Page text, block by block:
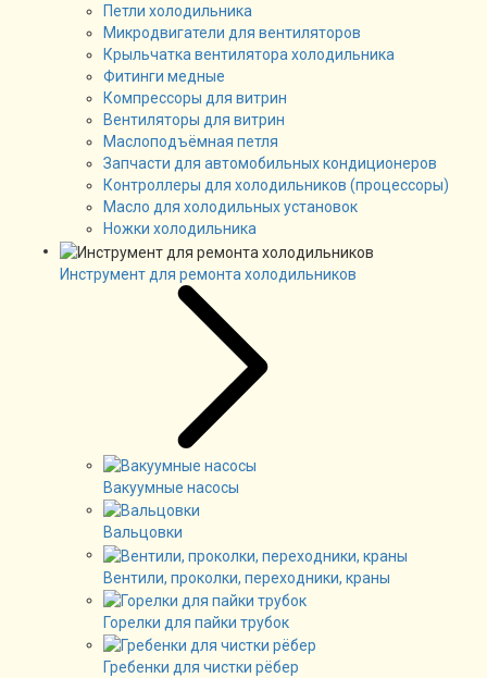
Петли холодильника
Микродвигатели для вентиляторов
Крыльчатка вентилятора холодильника
Фитинги медные
Компрессоры для витрин
Вентиляторы для витрин
Маслоподъёмная петля
Запчасти для автомобильных кондиционеров
Контроллеры для холодильников (процессоры)
Масло для холодильных установок
Ножки холодильника
Инструмент для ремонта холодильников
Вакуумные насосы
Вальцовки
Вентили, проколки, переходники, краны
Горелки для пайки трубок
Гребенки для чистки рёбер